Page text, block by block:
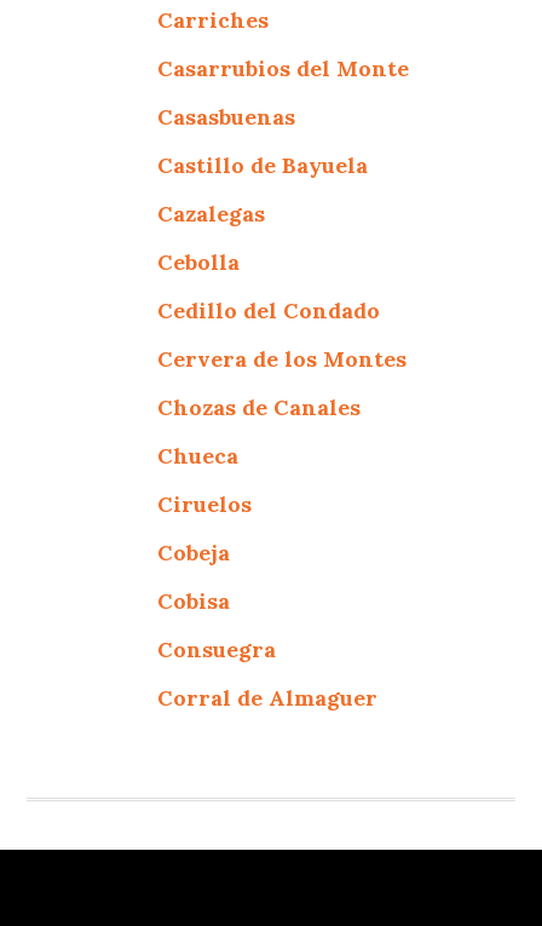
Carriches
Casarrubios del Monte
Casasbuenas
Castillo de Bayuela
Cazalegas
Cebolla
Cedillo del Condado
Cervera de los Montes
Chozas de Canales
Chueca
Ciruelos
Cobeja
Cobisa
Consuegra
Corral de Almaguer